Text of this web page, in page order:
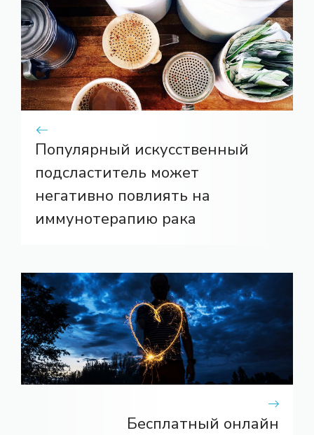
Популярный искусственный
подсластитель может
негативно повлиять на
иммунотерапию рака
Бесплатный онлайн